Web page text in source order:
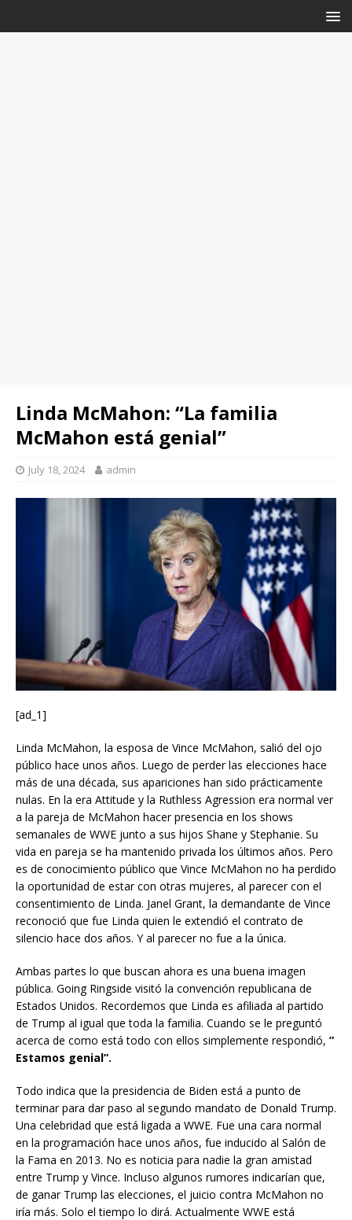
Linda McMahon: “La familia
McMahon está genial”
July 18, 2024 admin
[ad_1]
Linda McMahon, la esposa de Vince McMahon, salió del ojo
público hace unos años. Luego de perder las elecciones hace
más de una década, sus apariciones han sido prácticamente
nulas. En la era Attitude y la Ruthless Agression era normal ver
a la pareja de McMahon hacer presencia en los shows
semanales de WWE junto a sus hijos Shane y Stephanie. Su
vida en pareja se ha mantenido privada los últimos años. Pero
es de conocimiento público que Vince McMahon no ha perdido
la oportunidad de estar con otras mujeres, al parecer con el
consentimiento de Linda. Janel Grant, la demandante de Vince
reconoció que fue Linda quien le extendió el contrato de
silencio hace dos años. Y al parecer no fue a la única.
Ambas partes lo que buscan ahora es una buena imagen
pública. Going Ringside visitó la convención republicana de
Estados Unidos. Recordemos que Linda es afiliada al partido
de Trump al igual que toda la familia. Cuando se le preguntó
acerca de como está todo con ellos simplemente respondió, ”
Estamos genial”.
Todo indica que la presidencia de Biden está a punto de
terminar para dar paso al segundo mandato de Donald Trump.
Una celebridad que está ligada a WWE. Fue una cara normal
en la programación hace unos años, fue inducido al Salón de
la Fama en 2013. No es noticia para nadie la gran amistad
entre Trump y Vince. Incluso algunos rumores indicarían que,
de ganar Trump las elecciones, el juicio contra McMahon no
iría más. Solo el tiempo lo dirá. Actualmente WWE está